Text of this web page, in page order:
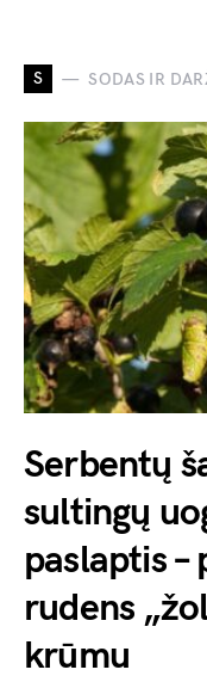
S SODAS IR
Serbentų
sultingų
paslaptis –
rudens
krūmu